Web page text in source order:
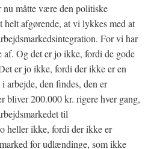
nu måtte være den politiske
afgørende, at vi lykkes med at
For vi har
af. Og det er jo ikke, fordi de gode
er jo ikke, fordi der ikke er en
arbejde, den findes, den er
bliver 200.000 kr. rigere hver gang,
til
heller ikke, fordi der ikke er
for udlændinge, som ikke